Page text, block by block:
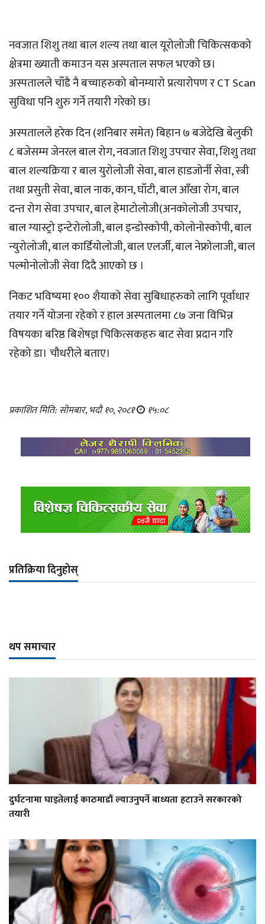
नवजात शिशु तथा बाल शल्य तथा बाल यूरोलोजी चिकित्सकको
क्षेत्रमा ख्याती कमाउन यस अस्पताल सफल भएको छ।
अस्पतालले चाँडै नै बच्चाहरुको बोनम्यारो प्रत्यारोपण र CT Scan
सुविधा पनि शुरु गर्ने तयारी गरेको छ।
अस्पतालले हरेक दिन (शनिबार समेत) बिहान ७ बजेदेखि बेलुकी
८ बजेसम्म जेनरल बाल रोग, नवजात शिशु उपचार सेवा, शिशु तथा
बाल शल्यक्रिया र बाल युरोलोजी सेवा, बाल हाडजोर्नी सेवा, स्त्री
तथा प्रसुती सेवा, बाल नाक, कान, घाँटी, बाल आँखा रोग, बाल
दन्त रोग सेवा उपचार, बाल हेमाटोलोजी(अनकोलोजी उपचार,
बाल ग्यास्ट्रो इन्टेरोलोजी, बाल इन्डोस्कोपी, कोलोनोस्कोपी, बाल
न्युरोलोजी, बाल कार्डियोलोजी, बाल एलर्जी, बाल नेफ्रोलाजी, बाल
पल्मोनोलोजी सेवा दिदै आएको छ ।
निकट भविष्यमा १०० शैयाको सेवा सुबिधाहरुको लागि पूर्वाधार
तयार गर्ने योजना रहेको र हाल अस्पतालमा ८७ जना विभिन्न
विषयका बरिष्ठ बिशेषज्ञ चिकित्सकहरु बाट सेवा प्रदान गरि
रहेको डा। चौधरीले बताए।
प्रकाशित मिति: सोमबार, भदौ १०, २०८१ १५:०८
प्रतिक्रिया दिनुहोस्
थप समाचार
दुर्घटनामा घाइतेलाई काठमाडौं ल्याउनुपर्ने बाध्यता हटाउने सरकारको
तयारी